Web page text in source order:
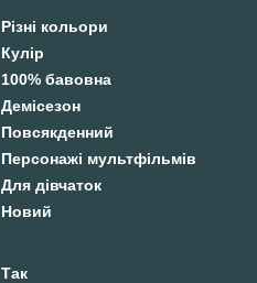
Різні кольори
Кулір
100% бавовна
Демісезон
Повсякденний
Персонажі мультфільмів
Для дівчаток
Новий
Так